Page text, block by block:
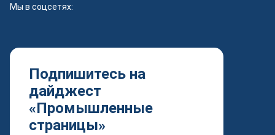
Мы в соцсетях:
Подпишитесь на
дайджест
«Промышленные
страницы»